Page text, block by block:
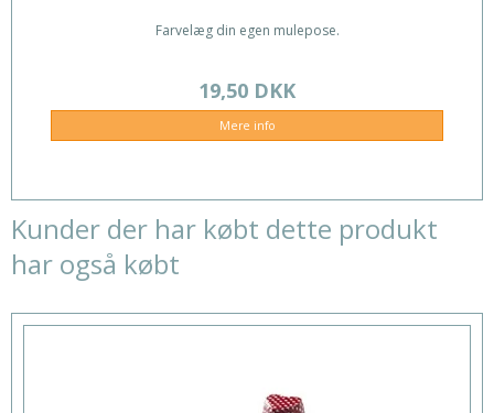
Farvelæg din egen mulepose.
19,50 DKK
Mere info
Kunder der har købt dette produkt
har også købt